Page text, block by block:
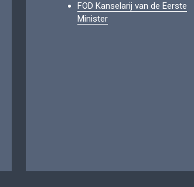
FOD Kanselarij van de Eerste
Minister